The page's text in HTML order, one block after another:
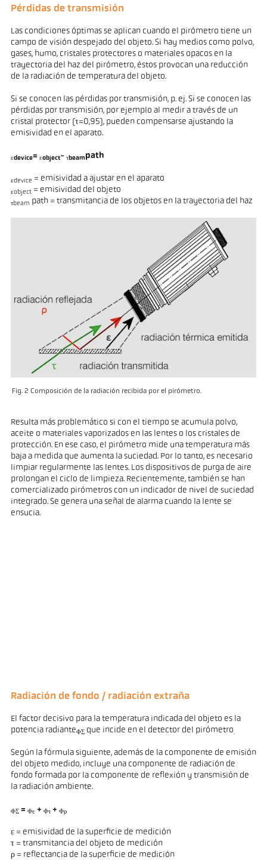
Pérdidas de transmisión
Las condiciones óptimas se aplican cuando el pirómetro tiene un
campo de visión despejado del objeto. Si hay medios como polvo,
gases, humo, cristales protectores o materiales opacos en la
trayectoria del haz del pirómetro, éstos provocan una reducción
de la radiación de temperatura del objeto.
Si se conocen las pérdidas por transmisión, p. ej. Si se conocen las
pérdidas por transmisión, por ejemplo al medir a través de un
cristal protector (τ=0,95), pueden compensarse ajustando la
emisividad en el aparato.
εdevice= εobject- τbeampath
εdevice = emisividad a ajustar en el aparato
εobject= emisividad del objeto
τbeam path = transmitancia de los objetos en la trayectoria del haz
Fig. 2 Composición de la radiación recibida por el pirómetro.
Resulta más problemático si con el tiempo se acumula polvo,
aceite o materiales vaporizados en las lentes o los cristales de
protección. En ese caso, el pirómetro mide una temperatura más
baja a medida que aumenta la suciedad. Por lo tanto, es necesario
limpiar regularmente las lentes. Los dispositivos de purga de aire
prolongan el ciclo de limpieza. Recientemente, también se han
comercializado pirómetros con un indicador de nivel de suciedad
integrado. Se genera una señal de alarma cuando la lente se
ensucia.
Radiación de fondo / radiación extraña
El factor decisivo para la temperatura indicada del objeto es la
potencia radianteΦΣque incide en el detector del pirómetro.
Según la fórmula siguiente, además de la componente de emisión
del objeto medido, incluye una componente de radiación de
fondo formada por la componente de reflexión y transmisión de
la radiación ambiente.
ΦΣ= Φε+ Φτ+ Φρ
ε = emisividad de la superficie de medición
τ = transmitancia del objeto de medición
ρ = reflectancia de la superficie de medición